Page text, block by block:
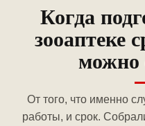
Когда
зооаптеке
можно
От того, что именно
работы, и срок.